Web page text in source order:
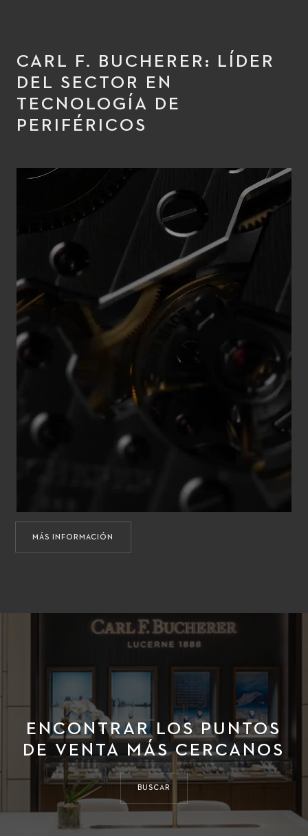
CARL F. BUCHERER: LÍDER
DEL SECTOR EN
TECNOLOGÍA DE
PERIFÉRICOS
MÁS INFORMACIÓN
ENCONTRAR LOS PUNTOS
DE VENTA MÁS CERCANOS
BUSCAR